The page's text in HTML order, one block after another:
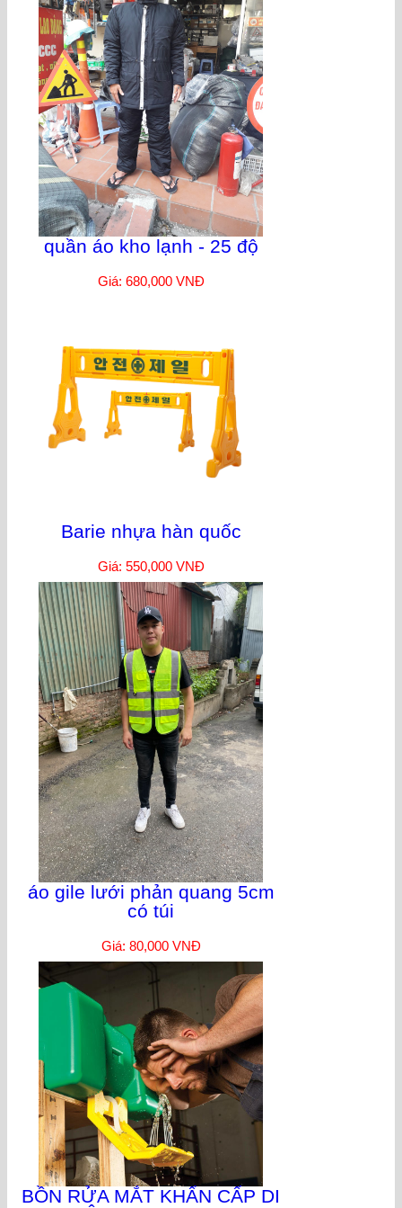
quần áo kho lạnh - 25 độ
Giá: 680,000 VNĐ
Barie nhựa hàn quốc
Giá: 550,000 VNĐ
áo gile lưới phản quang 5cm
có túi
Giá: 80,000 VNĐ
BỒN RỬA MẮT KHẨN CẤP DI